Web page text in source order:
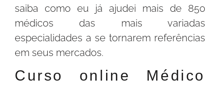
saiba como eu já ajudei mais de 850
médicos das mais variadas
especialidades a se tornarem referências
em seus mercados.
Curso online Médico